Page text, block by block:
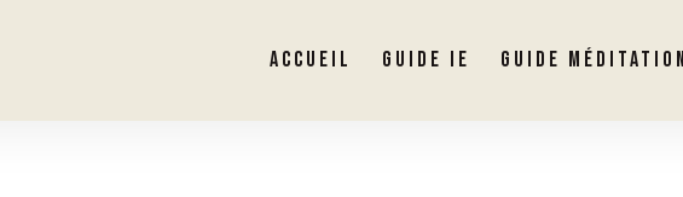
ACCUEIL GUIDE IE GUIDE MÉDITATION